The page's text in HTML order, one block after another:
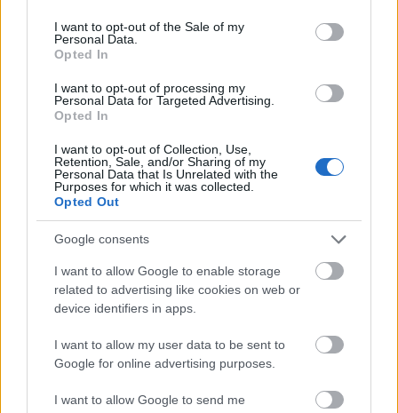
consent section.
I want to opt-out of the Sale of my
Personal Data.
Opted In
I want to opt-out of processing my
Personal Data for Targeted Advertising.
Opted In
I want to opt-out of Collection, Use,
Retention, Sale, and/or Sharing of my
Personal Data that Is Unrelated with the
Purposes for which it was collected.
Opted Out
Google consents
I want to allow Google to enable storage
related to advertising like cookies on web or
device identifiers in apps.
I want to allow my user data to be sent to
Google for online advertising purposes.
I want to allow Google to send me
Döntsön könnyedén: válassza az akciós Synus
tetőcserepet!